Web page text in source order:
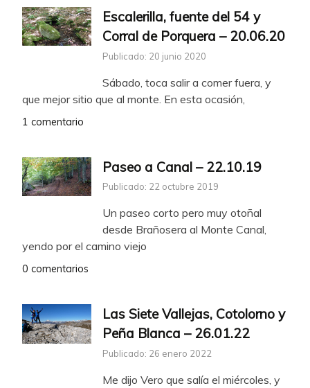
Escalerilla, fuente del 54 y
Corral de Porquera – 20.06.20
Publicado: 20 junio 2020
Sábado, toca salir a comer fuera, y
que mejor sitio que al monte. En esta ocasión,
1 comentario
Paseo a Canal – 22.10.19
Publicado: 22 octubre 2019
Un paseo corto pero muy otoñal
desde Brañosera al Monte Canal,
yendo por el camino viejo
0 comentarios
Las Siete Vallejas, Cotolorno y
Peña Blanca – 26.01.22
Publicado: 26 enero 2022
Me dijo Vero que salía el miércoles, y